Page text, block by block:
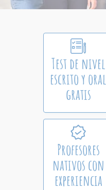
Test de nivel
escrito y oral
gratis
Profesores
nativos con
experiencia